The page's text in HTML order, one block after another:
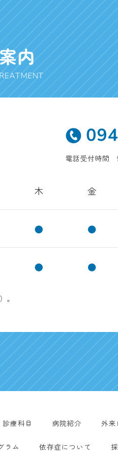
内
電話受付時間
木 金
● ●
● ●
。
診療科目 病院紹介 外来
ラム 依存症について